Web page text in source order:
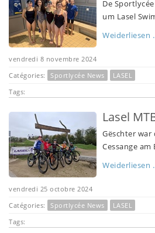
De
um Lasel
Weiderliesen
vendredi 8 novembre 2024
Catégories:
Sportlycée News
LASEL
Tags:
Lasel
Gëschter war
Cessange am
Weiderliesen
vendredi 25 octobre 2024
Catégories:
Sportlycée News
LASEL
Tags: